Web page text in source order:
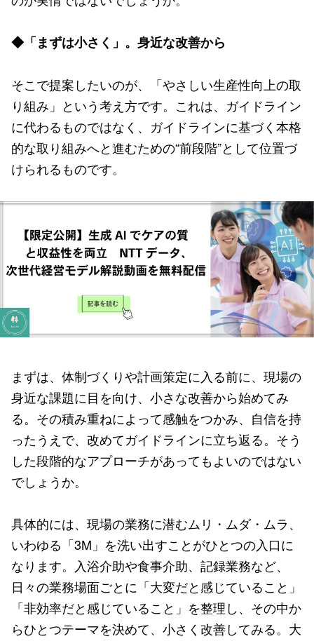
◆「まずは小さく」。身近な改善から
そこで提案したいのが、「やさしい生産性向上の取
り組み」という考え方です。これは、ガイドライン
に代わるものではなく、ガイドラインに基づく本格
的な取り組みへと進むための“前段階”として位置づ
けられるものです。
まずは、体制づくりや計画策定に入る前に、現場の
身近な課題に目を向け、小さな改善から始めてみ
る。その積み重ねによって感触をつかみ、自信を持
ったうえで、改めてガイドラインに立ち返る。そう
した段階的なアプローチがあってもよいのではない
でしょうか。
具体的には、現場の業務に潜むムリ・ムダ・ムラ、
いわゆる「3M」を洗い出すことがひとつの入口に
なります。入浴介助や食事介助、記録業務など、
日々の業務場面ごとに「大変だと感じていること」
「非効率だと感じていること」を整理し、その中か
らひとつテーマを決めて、小さく改善してみる。大